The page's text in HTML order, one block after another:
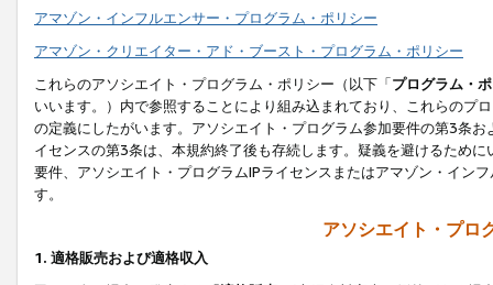
アマゾン・インフルエンサー・プログラム・ポリシー
アマゾン・クリエイター・アド・ブースト・プログラム・ポリシー
これらのアソシエイト・プログラム・ポリシー（以下「プログラム・
いいます。）内で参照することにより組み込まれており、これらのプ
の定義にしたがいます。アソシエイト・プログラム参加要件の第3条
イセンスの第3条は、本規約終了後も存続します。疑義を避けるため
要件、アソシエイト・プログラムIPライセンスまたはアマゾン・イン
す。
アソシエイト・プロ
1. 適格販売および適格収入